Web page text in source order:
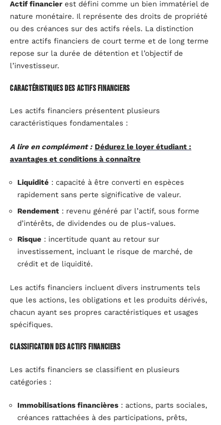
Actif financierest défini comme un bien immatériel de
nature monétaire. Il représente des droits de propriété
ou des créances sur des actifs réels. La distinction
entre actifs financiers de court terme et de long terme
repose sur la durée de détention et l’objectif de
l’investisseur.
Caractéristiques des actifs financiers
Les actifs financiers présentent plusieurs
caractéristiques fondamentales :
A lire en complément : Dédurez le loyer étudiant :
avantages et conditions à connaître
Liquidité : capacité à être converti en espèces
rapidement sans perte significative de valeur.
Rendement : revenu généré par l’actif, sous forme
d’intérêts, de dividendes ou de plus-values.
Risque : incertitude quant au retour sur
investissement, incluant le risque de marché, de
crédit et de liquidité.
Les actifs financiers incluent divers instruments tels
que les actions, les obligations et les produits dérivés,
chacun ayant ses propres caractéristiques et usages
spécifiques.
Classification des actifs financiers
Les actifs financiers se classifient en plusieurs
catégories :
Immobilisations financières : actions, parts sociales,
créances rattachées à des participations, prêts,